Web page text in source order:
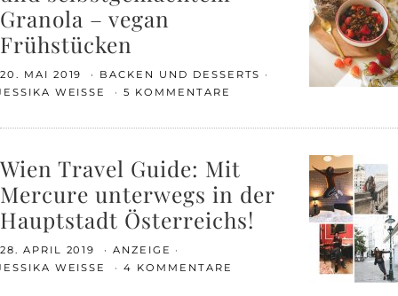
Granola – vegan
Frühstücken
20. MAI 2019
BACKEN UND DESSERTS
WEISSE
5 KOMMENTARE
Wien Travel Guide: Mit
Mercure unterwegs in der
Hauptstadt Österreichs!
28. APRIL 2019
ANZEIGE
WEISSE
4 KOMMENTARE